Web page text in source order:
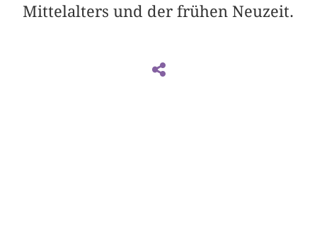
Mittelalters und der frühen Neuzeit.